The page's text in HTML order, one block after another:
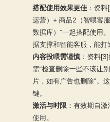
搭配使用效果更佳 ：资
运营）+ 商品2（智喂客
数据库）”一起搭配使用
据支撑和智能客服，能打
内容投喂需谨慎 ：资料
需“检查删除一些不该让
片，如有广告也删除”。
键。
激活与时限 ：有效期自
使用。